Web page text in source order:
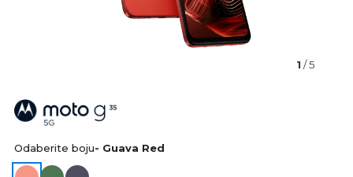
1 / 5
Odaberite boju- Guava Red